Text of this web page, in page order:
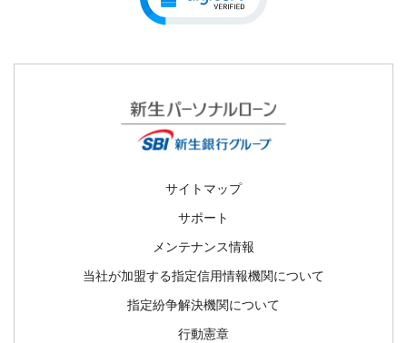
不正利用被害の補償方針
SBI新生銀行グループ マネー・ローンダリング及びテロ資金供与対
サイトマップ
サポート
メンテナンス情報
当社が加盟する指定信用情報機関について
指定紛争解決機関について
行動憲章